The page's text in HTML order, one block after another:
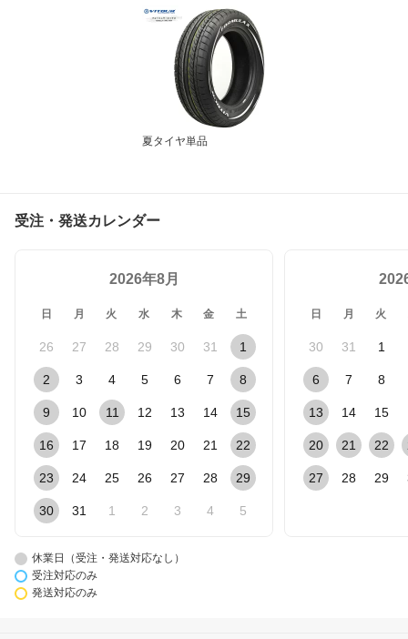
夏タイヤ単品
受注・発送カレンダー
2026年8月
日 月 火 水 木 金 土
26 27 28 29 30 31 1
2 3 4 5 6 7 8
9 10 11 12 13 14 15
16 17 18 19 20 21 22
23 24 25 26 27 28 29
30 31 1 2 3 4 5
日 月 火
30 31 1
6 7 8
13 14 15
20 21 22
27 28 29
休業日（受注・発送対応なし）
受注対応のみ
発送対応のみ